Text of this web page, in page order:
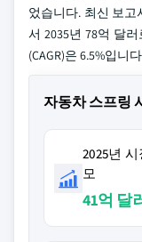
었습니다. 최신 보고
서 2035년 78억 달
(CAGR)은 6.5%입니
자동차 스프링
2025년
모
41억 달